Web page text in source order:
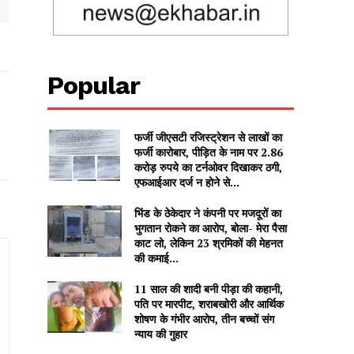
Popular
फर्जी जीएसटी रजिस्ट्रेशन से लाखों का
फर्जी कारोबार, पीड़ित के नाम पर 2.86
करोड़ रुपये का टर्नओवर दिखाकर ठगी,
एफआईआर दर्ज न होने से...
भिंड के ठेकेदार ने कंपनी पर मजदूरों का
भुगतान रोकने का आरोप, बोला- मेरा पैसा
काट लो, लेकिन 23 श्रमिकों की मेहनत
की कमाई...
11 साल की शादी बनी पीड़ा की कहानी,
पति पर मारपीट, शराबखोरी और आर्थिक
शोषण के गंभीर आरोप, तीन बच्चों संग
न्याय की गुहार